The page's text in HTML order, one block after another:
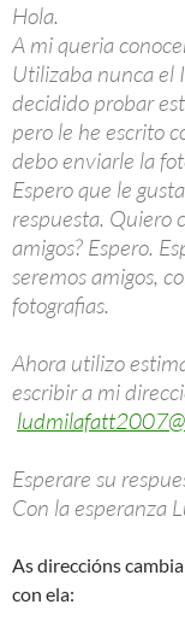
Hola.
A mi queria
Utilizaba nunca el
decidido probar
pero le he escrito
debo enviarle la
Espero que le
respuesta. Quiero
amigos? Espero.
seremos amigos,
fotografias.
Ahora utilizo
escribir a mi
Esperare su
Con la esperanza
As direccións
con ela: